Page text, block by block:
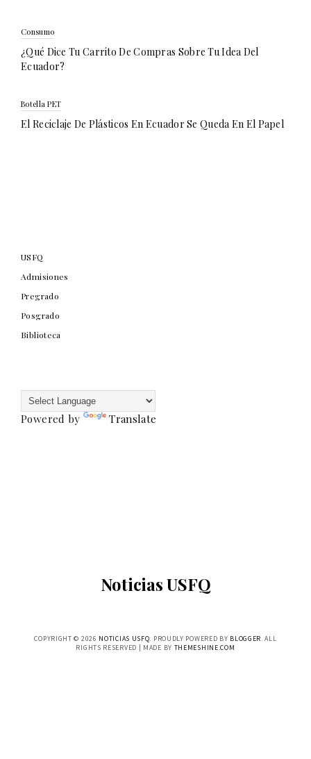
Consumo
¿Qué Dice Tu Carrito De Compras Sobre Tu Idea Del
Ecuador?
Botella PET
El Reciclaje De Plásticos En Ecuador Se Queda En El Papel
USFQ
Admisiones
Pregrado
Posgrado
Biblioteca
Powered by Translate
Noticias USFQ
COPYRIGHT © 2026 NOTICIAS USFQ. PROUDLY POWERED BY BLOGGER. ALL
RIGHTS RESERVED | MADE BY THEMESHINE.COM